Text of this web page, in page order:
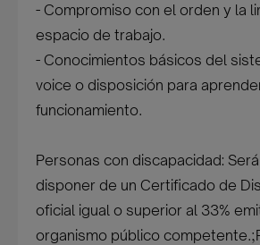
- Compromiso con el orden y la
espacio de trabajo.
- Conocimientos básicos del
voice o disposición para
funcionamiento.
Personas con discapacidad:
disponer de un Certificado de
oficial igual o superior al 33%
organismo público